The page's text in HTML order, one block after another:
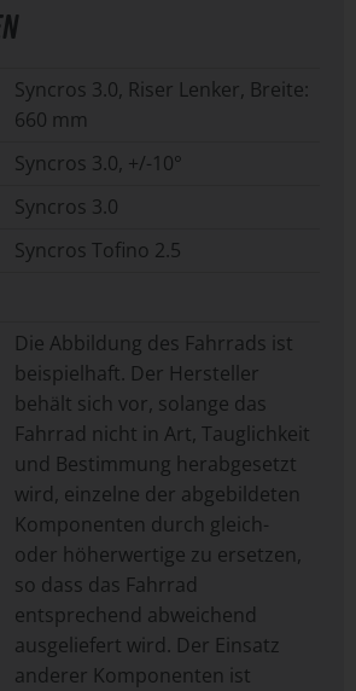
Syncros 3.0, Riser Lenker, Breite:
660 mm
Syncros 3.0, +/-10°
Syncros 3.0
Syncros Tofino 2.5
Die Abbildung des Fahrrads ist
beispielhaft. Der Hersteller
behält sich vor, solange das
Fahrrad nicht in Art, Tauglichkeit
und Bestimmung herabgesetzt
wird, einzelne der abgebildeten
Komponenten durch gleich-
oder höherwertige zu ersetzen,
so dass das Fahrrad
entsprechend abweichend
ausgeliefert wird. Der Einsatz
anderer Komponenten ist